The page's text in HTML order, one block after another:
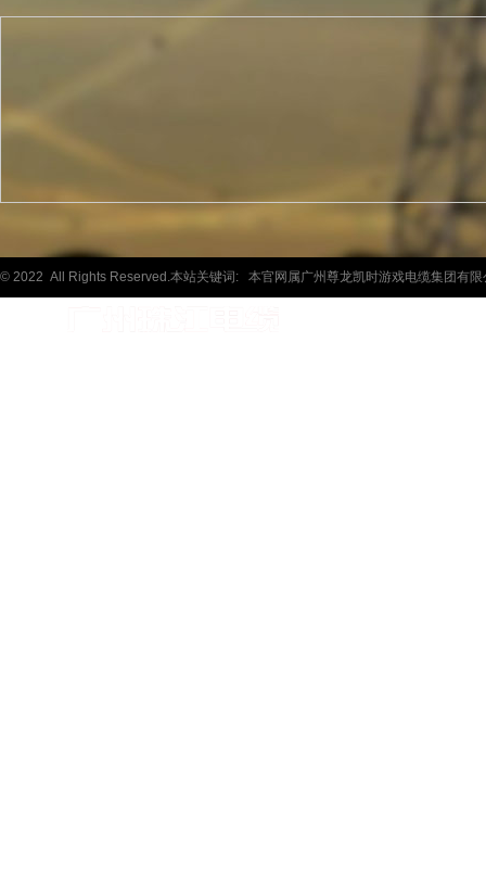
© 2022 All Rights Reserved.本站关键词: 本官网属广州尊龙凯时游戏电缆集团